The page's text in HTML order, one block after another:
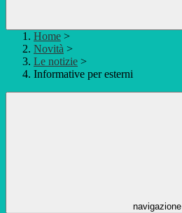
Home >
Novità >
Le notizie >
Informative per esterni
navigazione